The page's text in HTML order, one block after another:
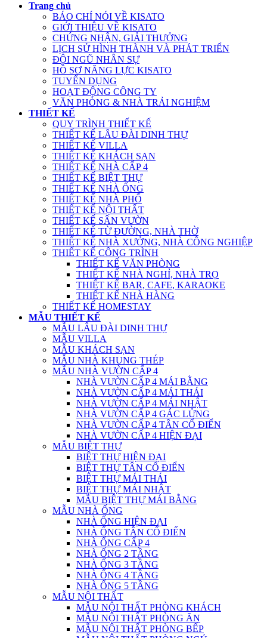
Trang chủ
BÁO CHÍ NÓI VỀ KISATO
GIỚI THIỆU VỀ KISATO
CHỨNG NHẬN, GIẢI THƯỞNG
LỊCH SỬ HÌNH THÀNH VÀ PHÁT TRIỂN
ĐỘI NGŨ NHÂN SỰ
HỒ SƠ NĂNG LỰC KISATO
TUYỂN DỤNG
HOẠT ĐỘNG CÔNG TY
VĂN PHÒNG & NHÀ TRẢI NGHIỆM
THIẾT KẾ
QUY TRÌNH THIẾT KẾ
THIẾT KẾ LÂU ĐÀI DINH THỰ
THIẾT KẾ VILLA
THIẾT KẾ KHÁCH SẠN
THIẾT KẾ NHÀ CẤP 4
THIẾT KẾ BIỆT THỰ
THIẾT KẾ NHÀ ỐNG
THIẾT KẾ NHÀ PHỐ
THIẾT KẾ NỘI THẤT
THIẾT KẾ SÂN VƯỜN
THIẾT KẾ TỪ ĐƯỜNG, NHÀ THỜ
THIẾT KẾ NHÀ XƯỞNG, NHÀ CÔNG NGHIỆP
THIẾT KẾ CÔNG TRÌNH
THIẾT KẾ VĂN PHÒNG
THIẾT KẾ NHÀ NGHỈ, NHÀ TRỌ
THIẾT KẾ BAR, CAFE, KARAOKE
THIẾT KẾ NHÀ HÀNG
THIẾT KẾ HOMESTAY
MẪU THIẾT KẾ
MẪU LÂU ĐÀI DINH THỰ
MẪU VILLA
MẪU KHÁCH SẠN
MẪU NHÀ KHUNG THÉP
MẪU NHÀ VƯỜN CẤP 4
NHÀ VƯỜN CẤP 4 MÁI BẰNG
NHÀ VƯỜN CẤP 4 MÁI THÁI
NHÀ VƯỜN CẤP 4 MÁI NHẬT
NHÀ VƯỜN CẤP 4 GÁC LỬNG
NHÀ VƯỜN CẤP 4 TÂN CỔ ĐIỂN
NHÀ VƯỜN CẤP 4 HIỆN ĐẠI
MẪU BIỆT THỰ
BIỆT THỰ HIỆN ĐẠI
BIỆT THỰ TÂN CỔ ĐIỂN
BIỆT THỰ MÁI THÁI
BIỆT THỰ MÁI NHẬT
MẪU BIỆT THỰ MÁI BẰNG
MẪU NHÀ ỐNG
NHÀ ỐNG HIỆN ĐẠI
NHÀ ỐNG TÂN CỔ ĐIỂN
NHÀ ỐNG CẤP 4
NHÀ ỐNG 2 TẦNG
NHÀ ỐNG 3 TẦNG
NHÀ ỐNG 4 TẦNG
NHÀ ỐNG 5 TẦNG
MẪU NỘI THẤT
MẪU NỘI THẤT PHÒNG KHÁCH
MẪU NỘI THẤT PHÒNG ĂN
MẪU NỘI THẤT PHÒNG BẾP